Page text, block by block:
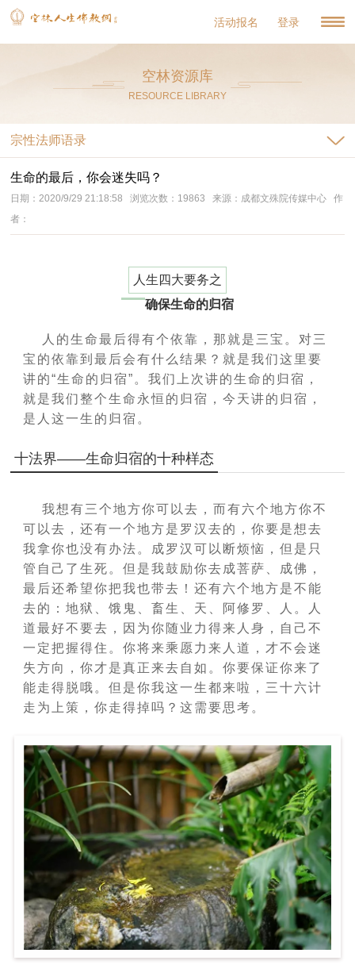
活动报名 登录
空林资源库
RESOURCE LIBRARY
宗性法师语录
生命的最后，你会迷失吗？
日期：2020/9/29 21:18:58 浏览次数：19863 来源：成都文殊院传媒中心 作
者：
人生四大要务之
确保生命的归宿
人的生命最后得有个依靠，那就是三宝。对三
宝的依靠到最后会有什么结果？就是我们这里要
讲的“生命的归宿”。我们上次讲的生命的归宿，
就是我们整个生命永恒的归宿，今天讲的归宿，
是人这一生的归宿。
十法界——生命归宿的十种样态
我想有三个地方你可以去，而有六个地方你不
可以去，还有一个地方是罗汉去的，你要是想去
我拿你也没有办法。成罗汉可以断烦恼，但是只
管自己了生死。但是我鼓励你去成菩萨、成佛，
最后还希望你把我也带去！还有六个地方是不能
去的：地狱、饿鬼、畜生、天、阿修罗、人。人
道最好不要去，因为你随业力得来人身，自己不
一定把握得住。你将来乘愿力来人道，才不会迷
失方向，你才是真正来去自如。你要保证你来了
能走得脱哦。但是你我这一生都来啦，三十六计
走为上策，你走得掉吗？这需要思考。